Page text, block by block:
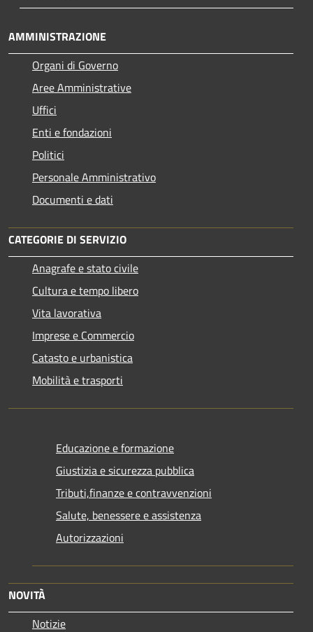
AMMINISTRAZIONE
Organi di Governo
Aree Amministrative
Uffici
Enti e fondazioni
Politici
Personale Amministrativo
Documenti e dati
CATEGORIE DI SERVIZIO
Anagrafe e stato civile
Cultura e tempo libero
Vita lavorativa
Imprese e Commercio
Catasto e urbanistica
Mobilità e trasporti
Educazione e formazione
Giustizia e sicurezza pubblica
Tributi,finanze e contravvenzioni
Salute, benessere e assistenza
Autorizzazioni
NOVITÀ
Notizie